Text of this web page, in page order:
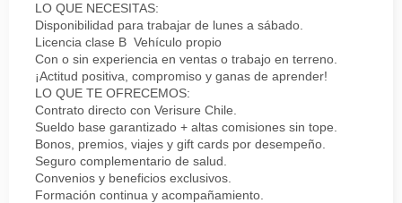
LO QUE NECESITAS:
Disponibilidad para trabajar de lunes a sábado.
Licencia clase B Vehículo propio
Con o sin experiencia en ventas o trabajo en terreno.
¡Actitud positiva, compromiso y ganas de aprender!
LO QUE TE OFRECEMOS:
Contrato directo con Verisure Chile.
Sueldo base garantizado + altas comisiones sin tope.
Bonos, premios, viajes y gift cards por desempeño.
Seguro complementario de salud.
Convenios y beneficios exclusivos.
Formación continua y acompañamiento.